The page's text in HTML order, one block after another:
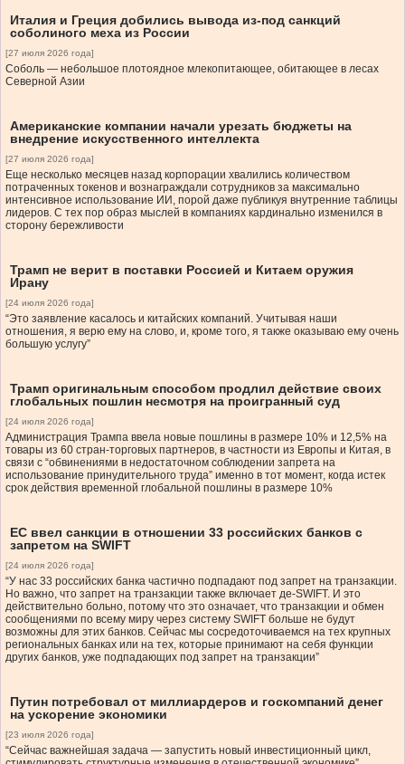
Италия и Греция добились вывода из-под санкций
соболиного меха из России
[27 июля 2026 года]
Соболь — небольшое плотоядное млекопитающее, обитающее в лесах
Северной Азии
Американские компании начали урезать бюджеты на
внедрение искусственного интеллекта
[27 июля 2026 года]
Еще несколько месяцев назад корпорации хвалились количеством
потраченных токенов и вознаграждали сотрудников за максимально
интенсивное использование ИИ, порой даже публикуя внутренние таблицы
лидеров. С тех пор образ мыслей в компаниях кардинально изменился в
сторону бережливости
Трамп не верит в поставки Россией и Китаем оружия
Ирану
[24 июля 2026 года]
“Это заявление касалось и китайских компаний. Учитывая наши
отношения, я верю ему на слово, и, кроме того, я также оказываю ему очень
большую услугу”
Трамп оригинальным способом продлил действие своих
глобальных пошлин несмотря на проигранный суд
[24 июля 2026 года]
Администрация Трампа ввела новые пошлины в размере 10% и 12,5% на
товары из 60 стран-торговых партнеров, в частности из Европы и Китая, в
связи с “обвинениями в недостаточном соблюдении запрета на
использование принудительного труда” именно в тот момент, когда истек
срок действия временной глобальной пошлины в размере 10%
ЕС ввел санкции в отношении 33 российских банков с
запретом на SWIFT
[24 июля 2026 года]
“У нас 33 российских банка частично подпадают под запрет на транзакции.
Но важно, что запрет на транзакции также включает де-SWIFT. И это
действительно больно, потому что это означает, что транзакции и обмен
сообщениями по всему миру через систему SWIFT больше не будут
возможны для этих банков. Сейчас мы сосредоточиваемся на тех крупных
региональных банках или на тех, которые принимают на себя функции
других банков, уже подпадающих под запрет на транзакции”
Путин потребовал от миллиардеров и госкомпаний денег
на ускорение экономики
[23 июля 2026 года]
“Сейчас важнейшая задача — запустить новый инвестиционный цикл,